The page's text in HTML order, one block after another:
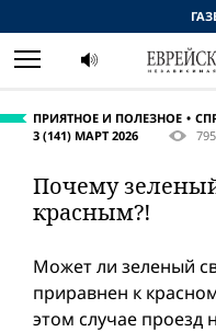
ПРИЯТНОЕ И ПОЛЕЗНОЕ
3 (141) МАРТ 2026
795
Почему
красным?!
Может ли зеленый
приравнен к
этом случае проезд